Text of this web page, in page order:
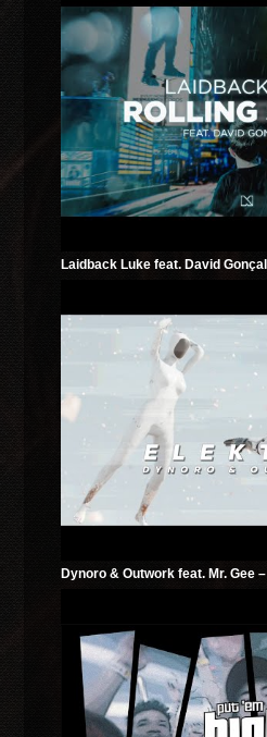
Laidback Luke feat. David
Dynoro & Outwork feat. Mr. Gee